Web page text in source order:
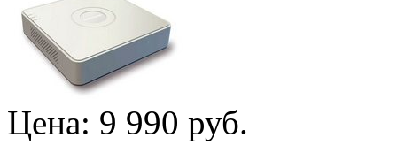
Цена: 9 990 руб.